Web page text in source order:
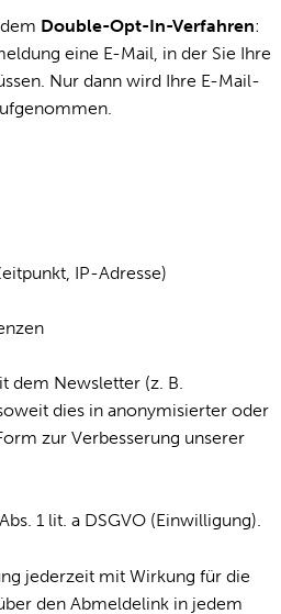
Double-Opt-In-Verfahren:
eine E-Mail, in der Sie Ihre
Nur dann wird Ihre E-Mail-
IP-Adresse)
dem Newsletter (z. B.
dies in anonymisierter oder
zur Verbesserung unserer
1 lit. a DSGVO (Einwilligung).
jederzeit mit Wirkung für die
den Abmeldelink in jedem